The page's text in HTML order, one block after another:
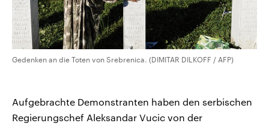
Gedenken an die Toten von Srebrenica. (DIMITAR DILKOFF / AFP)
Aufgebrachte Demonstranten haben den serbischen
Regierungschef Aleksandar Vucic von der